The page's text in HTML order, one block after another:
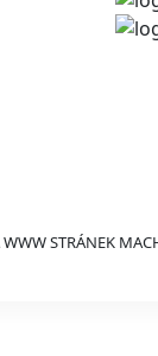
STRÁNEK